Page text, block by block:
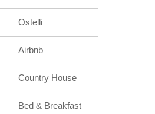
Ostelli
Airbnb
Country House
Bed & Breakfast